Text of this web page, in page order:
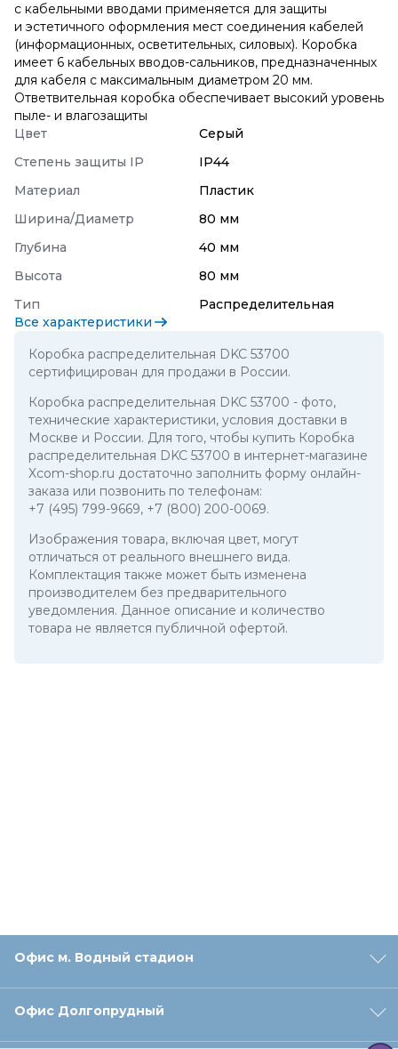
с кабельными вводами применяется для защиты
и эстетичного оформления мест соединения кабелей
(информационных, осветительных, силовых). Коробка
имеет 6 кабельных вводов-сальников, предназначенных
для кабеля с максимальным диаметром 20 мм.
Ответвительная коробка обеспечивает высокий уровень
пыле- и влагозащиты
Цвет
Серый
Степень защиты IP
IP44
Материал
Пластик
Ширина/Диаметр
80 мм
Глубина
40 мм
Высота
80 мм
Тип
Распределительная
Все характеристики
Коробка распределительная DKC 53700
сертифицирован для продажи в России.
Коробка распределительная DKC 53700 - фото,
технические характеристики, условия доставки в
Москве и России. Для того, чтобы купить Коробка
распределительная DKC 53700 в интернет-магазине
Xcom-shop.ru достаточно заполнить форму онлайн-
заказа или позвонить по телефонам:
+7 (495) 799-9669, +7 (800) 200-0069.
Изображения товара, включая цвет, могут
отличаться от реального внешнего вида.
Комплектация также может быть изменена
производителем без предварительного
уведомления. Данное описание и количество
товара не является публичной офертой.
Офис м. Водный стадион
Офис Долгопрудный